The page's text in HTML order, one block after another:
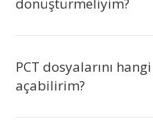
PCT dosyalarını
açabilirim?